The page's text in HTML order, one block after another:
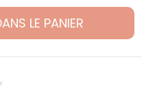
LE PANIER